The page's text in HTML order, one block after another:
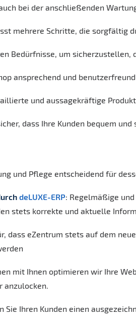
bei der anschließenden
mehrere Schritte, die sorgfältig
Bedürfnisse, um
ansprechend und
und aussagekräftige
dass Ihre Kunden bequem
und Pflege entscheidend für
deLUXE-ERP: Regelmäßige
stets korrekte und aktuelle
dass eZentrum stets auf dem
mit Ihnen optimieren wir Ihre
anzulocken.
Sie Ihren Kunden einen